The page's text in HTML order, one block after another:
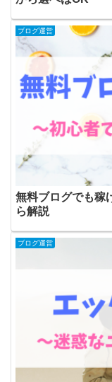
ブログ運営
無料ブログでも稼
ら解説
ブログ運営